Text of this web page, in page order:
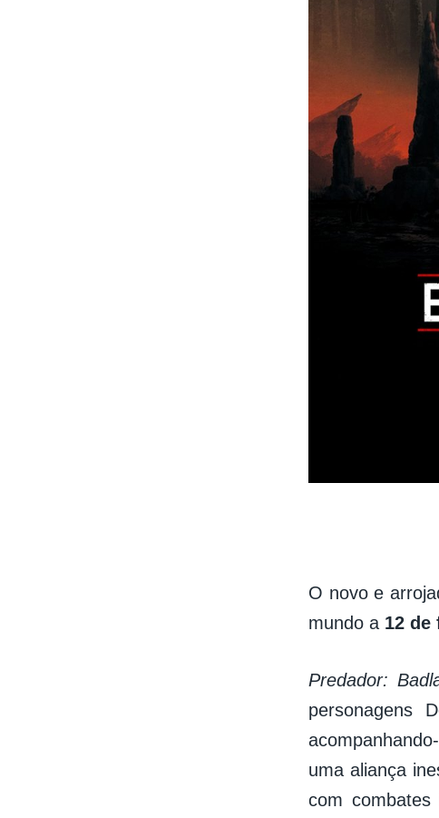
O novo e
mundo a 12 de
Predador:
personagens
uma aliança
com